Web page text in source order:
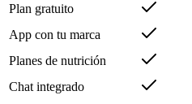
Plan gratuito
App con tu marca
Planes de nutrición
Chat integrado